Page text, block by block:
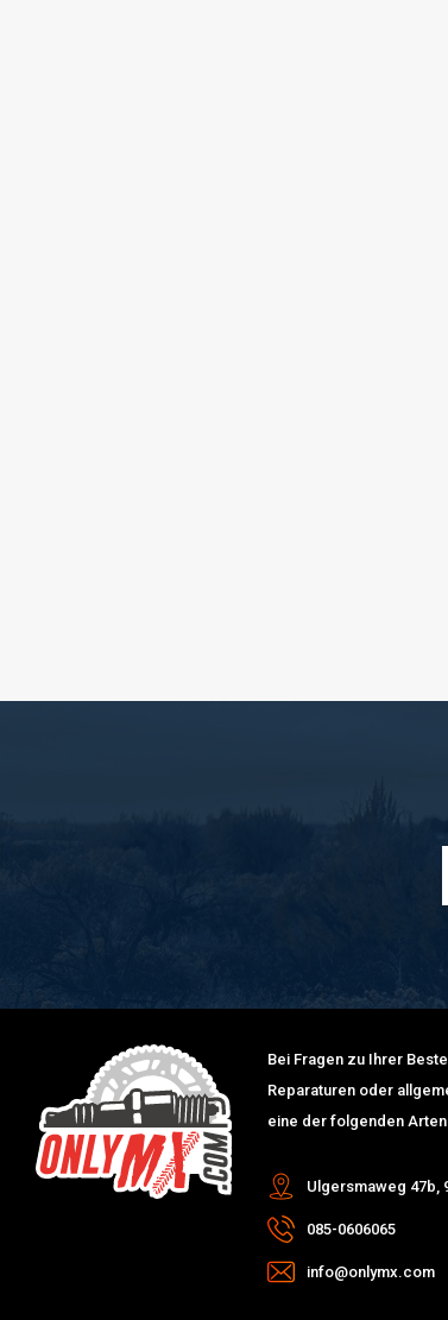
Bei Fragen zu Ihrer
Reparaturen oder
eine der folgenden
Ulgersmaweg 47b,
085-0606065
info@onlymx.com